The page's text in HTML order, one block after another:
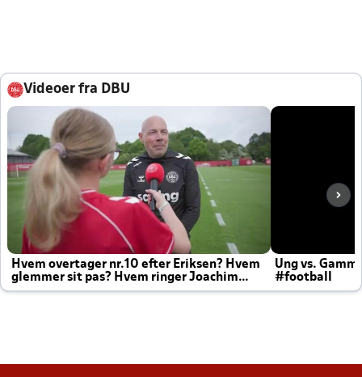
Videoer fra DBU
Hvem overtager nr.10 efter Eriksen? Hvem
glemmer sit pas? Hvem ringer Joachim
altid til efter kampe?
Ung vs.
#football